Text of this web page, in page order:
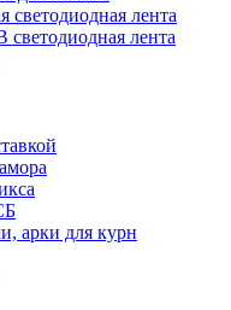
светодиодная лента
светодиодная лента
арки для курн